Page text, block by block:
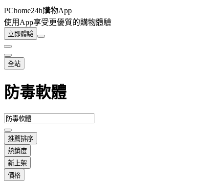
PChome24h購物App
使用App享受更優質的購物體驗
立即體驗
全站
防毒軟體
推薦排序
熱銷度
新上架
價格